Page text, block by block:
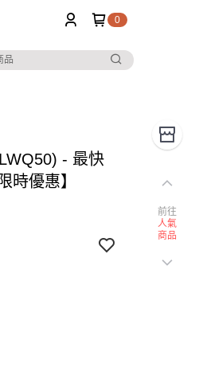
0
- 最快
時優惠】
前往
人氣
商品